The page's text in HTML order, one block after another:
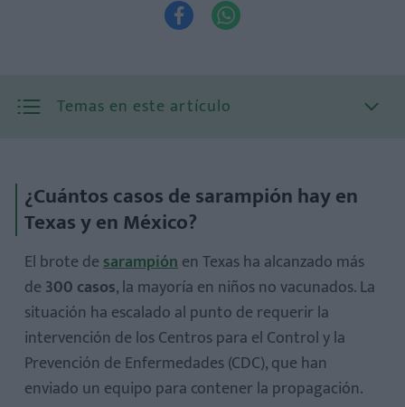
 
Temas en este artículo
¿Cuántos casos de sarampión hay en
Texas y en México?
El brote desarampiónen Texas ha alcanzado más
de 300 casos, la mayoría en niños no vacunados. La
situación ha escalado al punto de requerir la
intervención de los Centros para el Control y la
Prevención de Enfermedades (CDC), que han
enviado un equipo para contener la propagación.